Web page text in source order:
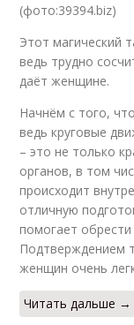
(фото:39394.biz)
Этот магический
ведь трудно
даёт женщине.
Начнём с того,
ведь круговые
– это не только
органов, в том
происходит
отличную
помогает
Подтверждением
женщин очень
Читать дальше →